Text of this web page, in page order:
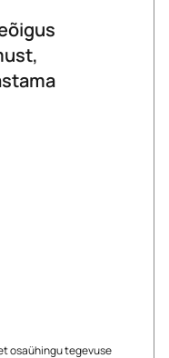
osaühingu tegevuse